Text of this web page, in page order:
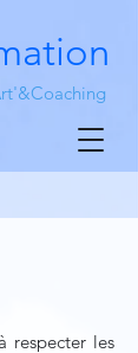
respecter les